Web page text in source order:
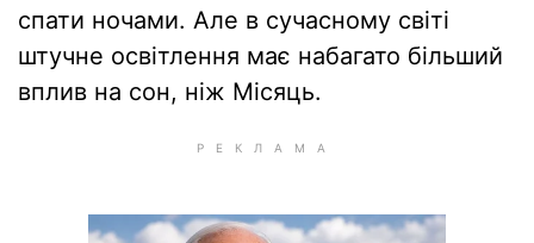
спати ночами. Але в сучасному світі
штучне освітлення має набагато більший
вплив на сон, ніж Місяць.